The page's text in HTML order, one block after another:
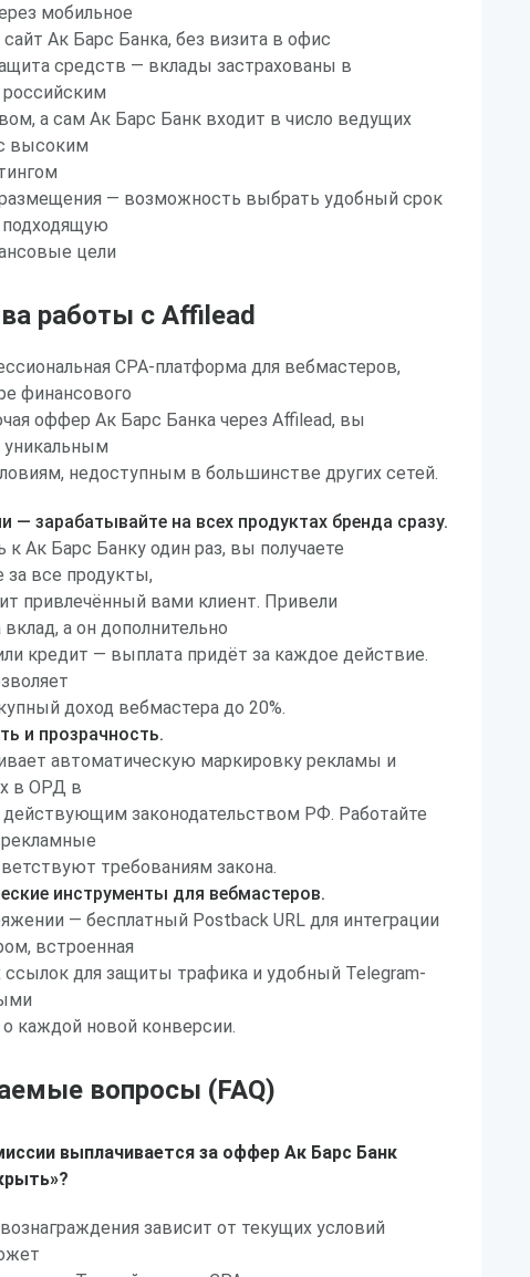
мобильное
Ак Барс Банка, без визита в офис
средств — вклады застрахованы в
а сам Ак Барс Банк входит в число ведущих
высоким
размещения — возможность выбрать удобный срок
подходящую
цели
работы с Affilead
CPA-платформа для вебмастеров,
финансового
оффер Ак Барс Банка через Affilead, вы
уникальным
недоступным в большинстве других сетей.
— зарабатывайте на всех продуктах бренда сразу.
Ак Барс Банку один раз, вы получаете
за все продукты,
привлечённый вами клиент. Привели
вклад, а он дополнительно
кредит — выплата придёт за каждое действие.
доход вебмастера до 20%.
и прозрачность.
автоматическую маркировку рекламы и
в ОРД в
действующим законодательством РФ. Работайте
требованиям закона.
инструменты для вебмастеров.
— бесплатный Postback URL для интеграции
встроенная
ссылок для защиты трафика и удобный Telegram-
каждой новой конверсии.
вопросы (FAQ)
выплачивается за оффер Ак Барс Банк
зависит от текущих условий